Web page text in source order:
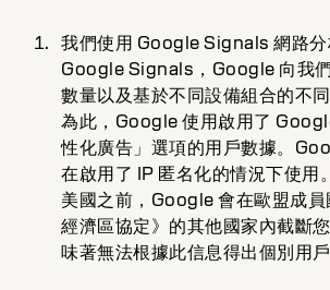
我們使用 Google Signals 網路分
Google Signals，Google 向我
數量以及基於不同設備組合的不同
為此，Google 使用啟用了
性化廣告」選項的用戶數據。
在啟用了 IP 匿名化的情況下使用
美國之前，Google 會在歐盟成員
經濟區協定》的其他國家內截斷
味著無法根據此信息得出個別用戶